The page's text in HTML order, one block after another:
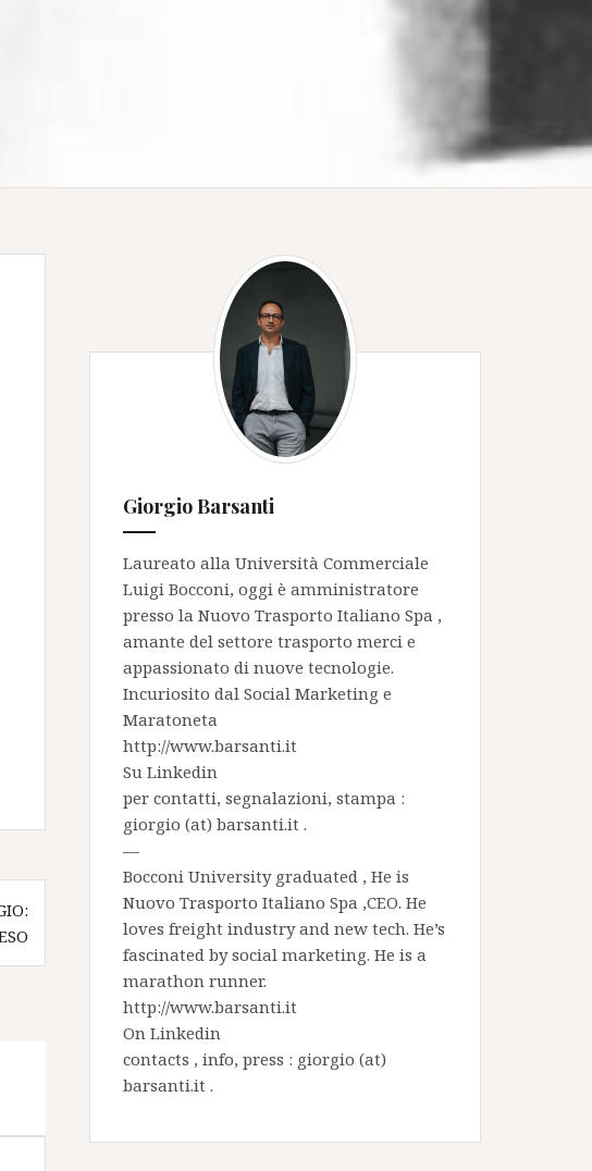
Giorgio Barsanti
Laureato alla Università Commerciale
Luigi Bocconi, oggi è amministratore
presso la Nuovo Trasporto Italiano Spa ,
amante del settore trasporto merci e
appassionato di nuove tecnologie.
Incuriosito dal Social Marketing e
Maratoneta
http://www.barsanti.it
Su Linkedin
per contatti, segnalazioni, stampa :
giorgio (at) barsanti.it .
—
Bocconi University graduated , He is
Nuovo Trasporto Italiano Spa ,CEO. He
loves freight industry and new tech. He’s
fascinated by social marketing. He is a
marathon runner.
http://www.barsanti.it
On Linkedin
contacts , info, press : giorgio (at)
barsanti.it .